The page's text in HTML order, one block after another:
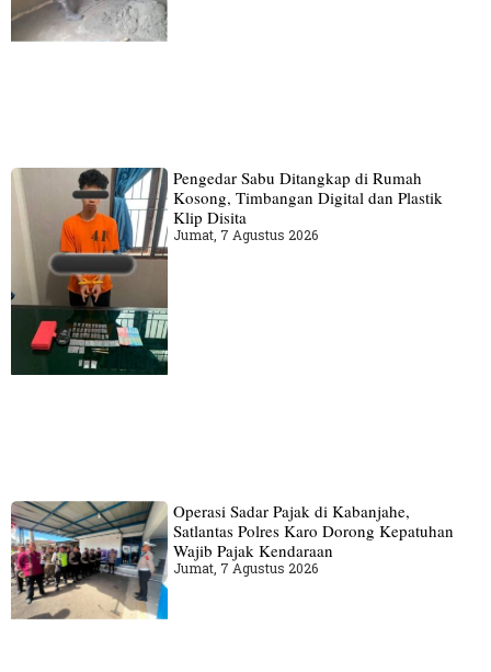
Pengedar Sabu Ditangkap di Rumah
Kosong, Timbangan Digital dan Plastik
Klip Disita
Jumat, 7 Agustus 2026
Operasi Sadar Pajak di Kabanjahe,
Satlantas Polres Karo Dorong Kepatuhan
Wajib Pajak Kendaraan
Jumat, 7 Agustus 2026